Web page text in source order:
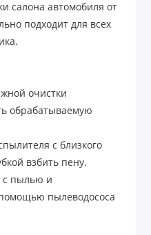
салона автомобиля от
подходит для всех
очистки
обрабатываемую
с близкого
взбить пену.
с пылью и
пылеводососа